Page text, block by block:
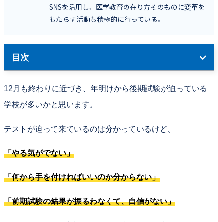
SNSを活用し、医学教育の在り方そのものに変革を
もたらす活動も積極的に行っている。
目次
12月も終わりに近づき、年明けから後期試験が迫っている
学校が多いかと思います。
テストが迫って来ているのは分かっているけど、
「やる気がでない」
「何から手を付ければいいのか分からない」
「前期試験の結果が振るわなくて、自信がない」